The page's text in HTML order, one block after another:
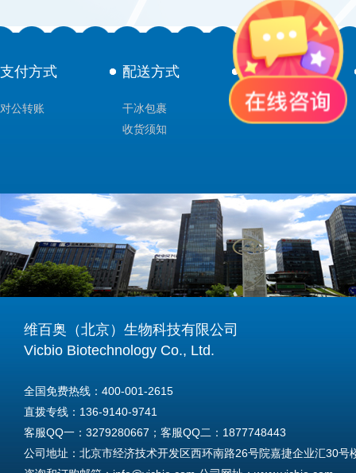
LGC Maine Standards Biolife
Abbexa AbD Serotec
支付方式
对公转账
配送方式
干冰包裹
收货须知
售后服务
技术支持
维百奥（北京）生物科技有限公司
Vicbio Biotechnology Co., Ltd.
全国免费热线：400-001-2615
直拨专线：136-9140-9741
客服QQ一：3279280667；客服QQ二：1877748443
公司地址：北京市经济技术开发区西环南路26号院嘉捷企业汇30号